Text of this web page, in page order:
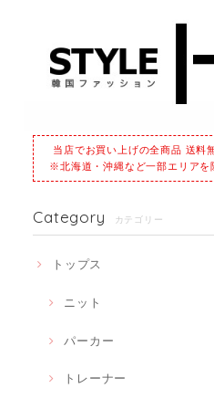
当店でお買い上げの全商品 送料
※北海道・沖縄など一部エリアを
Category カテゴリー
トップス
ニット
パーカー
トレーナー